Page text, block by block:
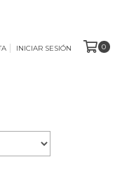
INICIAR SESIÓN 0